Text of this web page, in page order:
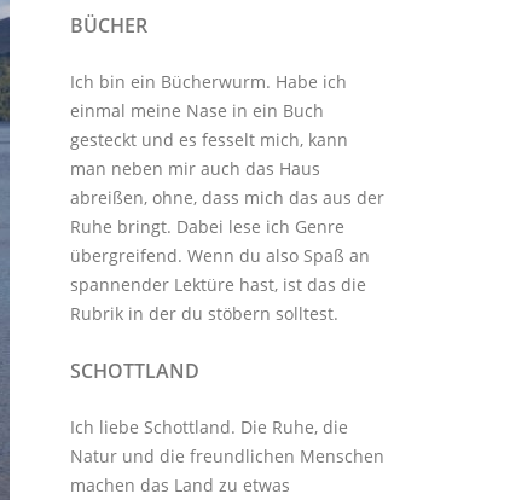
BÜCHER
Ich bin ein Bücherwurm. Habe ich
einmal meine Nase in ein Buch
gesteckt und es fesselt mich, kann
man neben mir auch das Haus
abreißen, ohne, dass mich das aus der
Ruhe bringt. Dabei lese ich Genre
übergreifend. Wenn du also Spaß an
spannender Lektüre hast, ist das die
Rubrik in der du stöbern solltest.
SCHOTTLAND
Ich liebe Schottland. Die Ruhe, die
Natur und die freundlichen Menschen
machen das Land zu etwas